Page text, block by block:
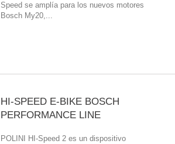
Speed se amplía para los nuevos motores
Bosch My20,...
HI-SPEED E-BIKE BOSCH
PERFORMANCE LINE
POLINI HI-Speed ​​2 es un dispositivo